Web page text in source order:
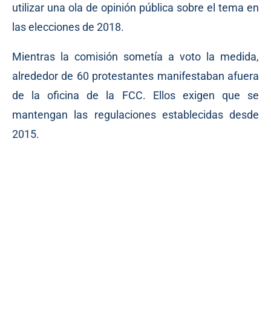
utilizar una ola de opinión pública sobre el tema en
las elecciones de 2018.
Mientras la comisión sometía a voto la medida,
alrededor de 60 protestantes manifestaban afuera
de la oficina de la FCC. Ellos exigen que se
mantengan las regulaciones establecidas desde
2015.